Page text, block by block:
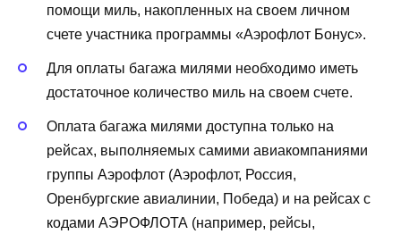
помощи миль, накопленных на своем личном
счете участника программы «Аэрофлот Бонус».
Для оплаты багажа милями необходимо иметь
достаточное количество миль на своем счете.
Оплата багажа милями доступна только на
рейсах, выполняемых самими авиакомпаниями
группы Аэрофлот (Аэрофлот, Россия,
Оренбургские авиалинии, Победа) и на рейсах с
кодами АЭРОФЛОТА (например, рейсы,